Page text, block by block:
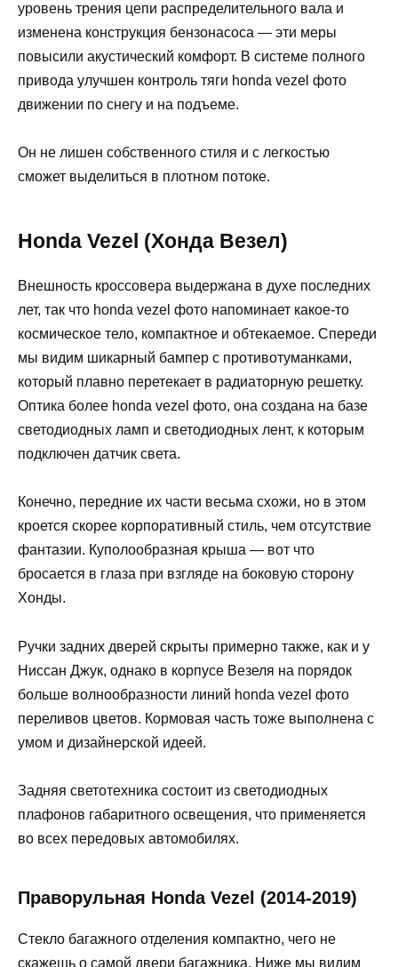
уровень трения цепи распределительного вала и
изменена конструкция бензонасоса — эти меры
повысили акустический комфорт. В системе полного
привода улучшен контроль тяги honda vezel фото
движении по снегу и на подъеме.
Он не лишен собственного стиля и с легкостью
сможет выделиться в плотном потоке.
Honda Vezel (Хонда Везел)
Внешность кроссовера выдержана в духе последних
лет, так что honda vezel фото напоминает какое-то
космическое тело, компактное и обтекаемое. Спереди
мы видим шикарный бампер с противотуманками,
который плавно перетекает в радиаторную решетку.
Оптика более honda vezel фото, она создана на базе
светодиодных ламп и светодиодных лент, к которым
подключен датчик света.
Конечно, передние их части весьма схожи, но в этом
кроется скорее корпоративный стиль, чем отсутствие
фантазии. Куполообразная крыша — вот что
бросается в глаза при взгляде на боковую сторону
Хонды.
Ручки задних дверей скрыты примерно также, как и у
Ниссан Джук, однако в корпусе Везеля на порядок
больше волнообразности линий honda vezel фото
переливов цветов. Кормовая часть тоже выполнена с
умом и дизайнерской идеей.
Задняя светотехника состоит из светодиодных
плафонов габаритного освещения, что применяется
во всех передовых автомобилях.
Праворульная Honda Vezel (2014-2019)
Стекло багажного отделения компактно, чего не
скажешь о самой двери багажника. Ниже мы видим